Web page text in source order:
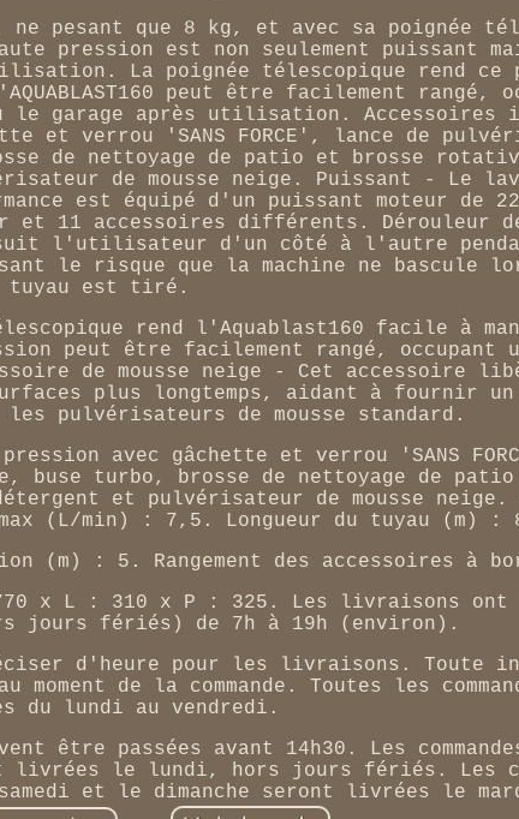
ne pesant que 8 kg, et avec sa poignée
pression est non seulement puissant
La poignée télescopique rend ce
peut être facilement rangé,
le garage après utilisation. Accessoires
et verrou 'SANS FORCE', lance de
de nettoyage de patio et brosse
de mousse neige. Puissant - Le
est équipé d'un puissant moteur de
et 11 accessoires différents. Dérouleur
suit l'utilisateur d'un côté à l'autre
le risque que la machine ne bascule
tuyau est tiré.
rend l'Aquablast160 facile à
peut être facilement rangé, occupant un
de mousse neige - Cet accessoire
plus longtemps, aidant à fournir un
pulvérisateurs de mousse standard.
avec gâchette et verrou 'SANS
turbo, brosse de nettoyage de patio
et pulvérisateur de mousse neige.
(L/min) : 7,5. Longueur du tuyau (m) :
(m) : 5. Rangement des accessoires à
x L : 310 x P : 325. Les livraisons
jours fériés) de 7h à 19h (environ).
d'heure pour les livraisons. Toute
de la commande. Toutes les
du lundi au vendredi.
être passées avant 14h30. Les
livrées le lundi, hors jours fériés. Les
et le dimanche seront livrées le